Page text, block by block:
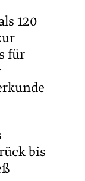
120
für
bis